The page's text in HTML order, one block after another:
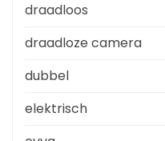
draadloos
draadloze camera
dubbel
elektrisch